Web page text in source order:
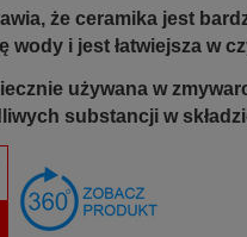
że ceramika jest
wody i jest łatwiejsza w
używana w
substancji w